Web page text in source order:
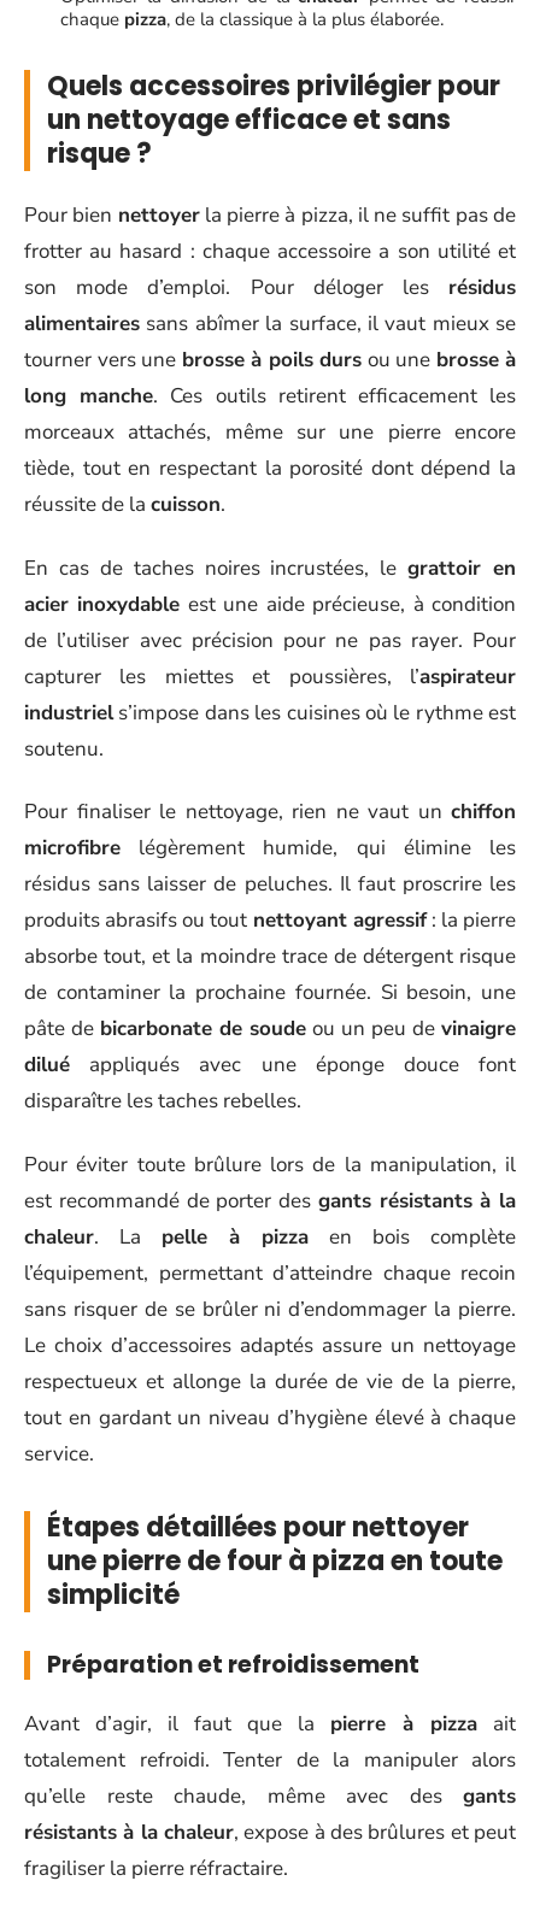
chaque pizza, de la classique à la plus élaborée.
Quels accessoires privilégier pour
un nettoyage efficace et sans
risque ?
Pour bien nettoyerla pierre à pizza, il ne suffit pas de
frotter au hasard : chaque accessoire a son utilité et
son mode d’emploi. Pour déloger les résidus
alimentaires sans abîmer la surface, il vaut mieux se
tourner vers une brosse à poils durs ou une brosse à
long manche. Ces outils retirent efficacement les
morceaux attachés, même sur une pierre encore
tiède, tout en respectant la porosité dont dépend la
réussite de la cuisson.
En cas de taches noires incrustées, legrattoir en
acier inoxydable est une aide précieuse, à condition
de l’utiliser avec précision pour ne pas rayer. Pour
capturer les miettes et poussières, l’aspirateur
industriels’impose dans les cuisines où le rythme est
soutenu.
Pour finaliser le nettoyage, rien ne vaut un chiffon
microfibre légèrement humide, qui élimine les
résidus sans laisser de peluches. Il faut proscrire les
produits abrasifs ou tout nettoyant agressif: la pierre
absorbe tout, et la moindre trace de détergent risque
de contaminer la prochaine fournée. Si besoin, une
pâte de bicarbonate de soude ou un peu de vinaigre
dilué appliqués avec une éponge douce font
disparaître les taches rebelles.
Pour éviter toute brûlure lors de la manipulation, il
est recommandé de porter des gants résistants à la
chaleur. La pelle à pizza en bois complète
l’équipement, permettant d’atteindre chaque recoin
sans risquer de se brûler ni d’endommager la pierre.
Le choix d’accessoires adaptés assure un nettoyage
respectueux et allonge la durée de vie de la pierre,
tout en gardant un niveau d’hygiène élevé à chaque
service.
Étapes détaillées pour nettoyer
une pierre de four à pizza en toute
simplicité
Préparation et refroidissement
Avant d’agir, il faut que la pierre à pizza ait
totalement refroidi. Tenter de la manipuler alors
qu’elle reste chaude, même avec des gants
résistants à la chaleur, expose à des brûlures et peut
fragiliser la pierre réfractaire.